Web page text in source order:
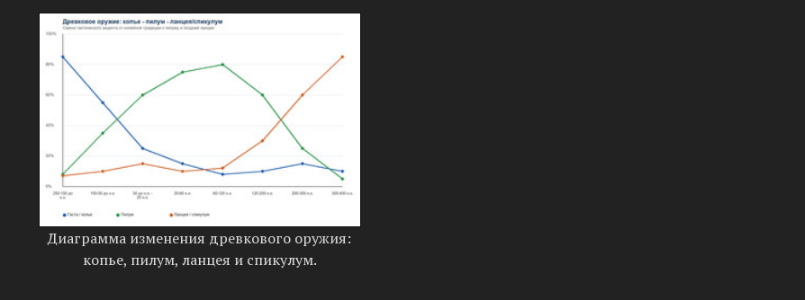
Диаграмма изменения древкового оружия:
копье, пилум, ланцея и спикулум.